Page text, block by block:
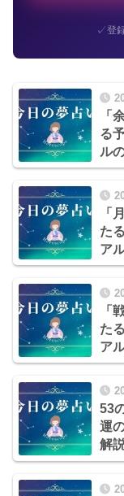
✓登
「
る
ル
「
た
ア
「
た
ア
53
運
解